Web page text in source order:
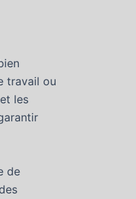
travail ou
les
de